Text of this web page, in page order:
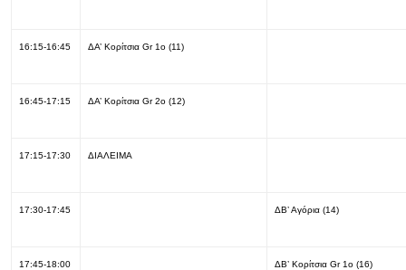
16:15-16:45 ΔΑ’ Κορίτσια Gr 1ο (11)
16:45-17:15 ΔΑ’ Κορίτσια Gr 2ο (12)
17:15-17:30 ΔΙΑΛΕΙΜΑ
17:30-17:45 ΔΒ’ Αγόρια (14)
17:45-18:00 ΔΒ’ Κορίτσια Gr 1ο (16)